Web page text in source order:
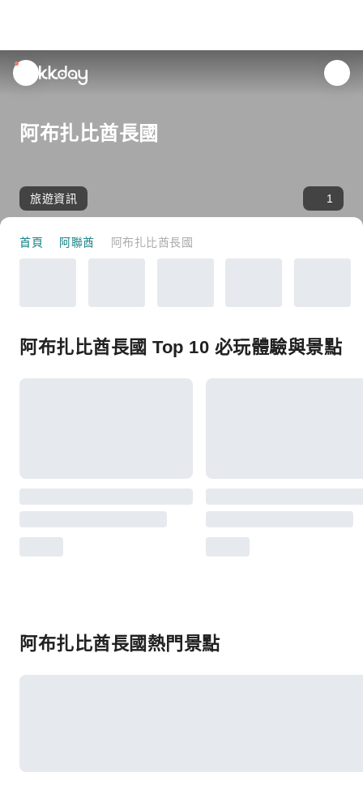
unread
notifications
阿布扎比酋長國
旅遊資訊 1
首頁 阿聯酋 阿布扎比酋長國
阿布扎比酋長國 Top 10 必玩體驗與景點
阿布扎比酋長國熱門景點